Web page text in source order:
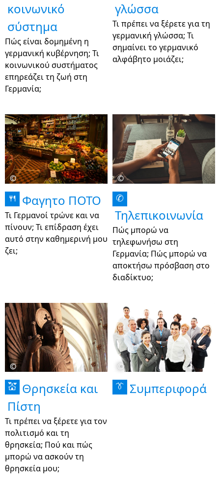
κοινωνικό
σύστημα
Πώς είναι δομημένη η
γερμανική κυβέρνηση; Τι
κοινωνικού συστήματος
επηρεάζει τη ζωή στη
Γερμανία;
γλώσσα
Τι πρέπει να ξέρετε για τη
γερμανική γλώσσα; Τι
σημαίνει το γερμανικό
αλφάβητο μοιάζει;
©
🍴 Φαγητο ΠΟΤΟ
Τι Γερμανοί τρώνε και να
πίνουν; Τι επίδραση έχει
αυτό στην καθημερινή μου
ζει;
©
✆
Τηλεπικοινωνία
Πώς μπορώ να
τηλεφωνήσω στη
Γερμανία; Πώς μπορώ να
αποκτήσω πρόσβαση στο
διαδίκτυο;
©
💒 Θρησκεία και
Πίστη
Τι πρέπει να ξέρετε για τον
πολιτισμό και τη
θρησκεία; Πού και πώς
μπορώ να ασκούν τη
θρησκεία μου;
©
👔 Συμπεριφορά